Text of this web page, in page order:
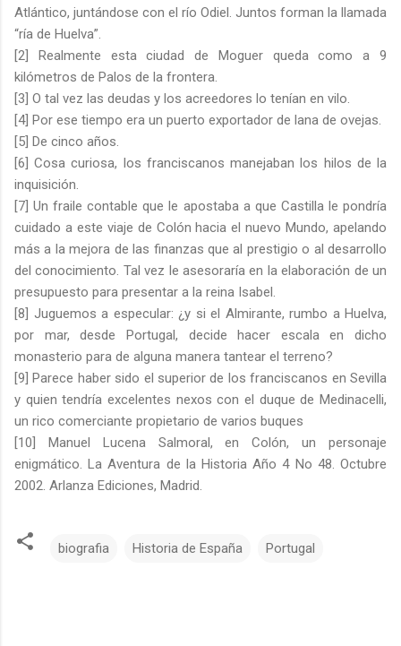
Atlántico, juntándose con el río Odiel. Juntos forman la llamada
“ría de Huelva”.
[2] Realmente esta ciudad de Moguer queda como a 9
kilómetros de Palos de la frontera.
[3] O tal vez las deudas y los acreedores lo tenían en vilo.
[4] Por ese tiempo era un puerto exportador de lana de ovejas.
[5] De cinco años.
[6] Cosa curiosa, los franciscanos manejaban los hilos de la
inquisición.
[7] Un fraile contable que le apostaba a que Castilla le pondría
cuidado a este viaje de Colón hacia el nuevo Mundo, apelando
más a la mejora de las finanzas que al prestigio o al desarrollo
del conocimiento. Tal vez le asesoraría en la elaboración de un
presupuesto para presentar a la reina Isabel.
[8] Juguemos a especular: ¿y si el Almirante, rumbo a Huelva,
por mar, desde Portugal, decide hacer escala en dicho
monasterio para de alguna manera tantear el terreno?
[9] Parece haber sido el superior de los franciscanos en Sevilla
y quien tendría excelentes nexos con el duque de Medinacelli,
un rico comerciante propietario de varios buques
[10] Manuel Lucena Salmoral, en Colón, un personaje
enigmático. La Aventura de la Historia Año 4 No 48. Octubre
2002. Arlanza Ediciones, Madrid.
biografia Historia de España Portugal